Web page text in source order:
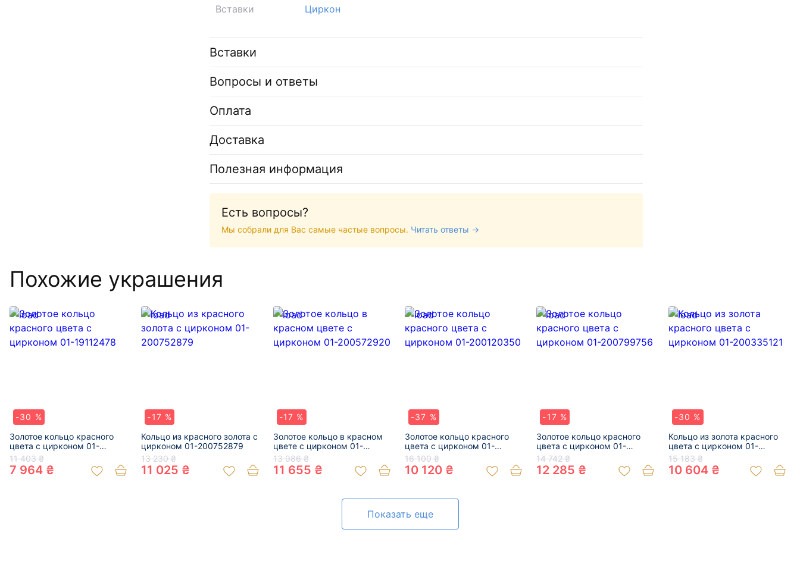
Вставки
Циркон
Вставки
Вопросы и ответы
Оплата
Доставка
Полезная информация
Есть вопросы?
Мы собрали для Вас самые частые вопросы. Читать ответы →
Похожие украшения
-30 %
Золотое кольцо красного
цвета с цирконом 01-
19112478
11 403 ₴
7 964 ₴
-17 %
Кольцо из красного золота с
цирконом 01-200752879
13 230 ₴
11 025 ₴
-17 %
Золотое кольцо в красном
цвете с цирконом 01-
200572920
13 986 ₴
11 655 ₴
-37 %
Золотое кольцо красного
цвета с цирконом 01-
200120350
16 100 ₴
10 120 ₴
-17 %
Золотое кольцо красного
цвета с цирконом 01-
200799756
14 742 ₴
12 285 ₴
-30 %
Кольцо из золота красного
цвета с цирконом 01-
200335121
15 183 ₴
10 604 ₴
Показать еще